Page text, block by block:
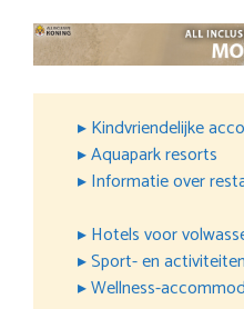
▸ Kindvriendelijke
▸ Aquapark resorts
▸ Informatie over
▸ Hotels voor
▸ Sport- en
▸ Wellness-